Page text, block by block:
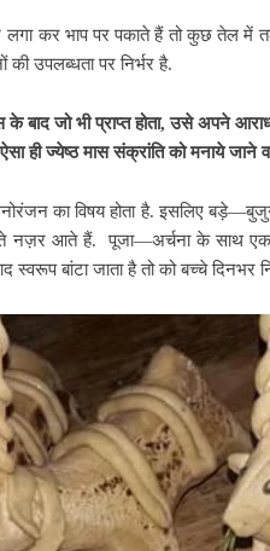
लगा कर भाप पर पकाते हैं तो कुछ तेल
उपलब्धता पर निर्भर है.
के बाद जो भी प्राप्त होता, उसे अपने
ही ज्येष्ठ मास संक्रांति को मनाये जाने
का विषय होता है. इसलिए
नज़र आते हैं. पूजा—अर्चना के साथ
बांटा जाता है तो को बच्चे दिनभर